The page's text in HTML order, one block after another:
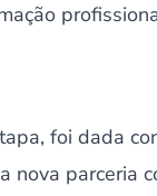
foi dada
nova parceria